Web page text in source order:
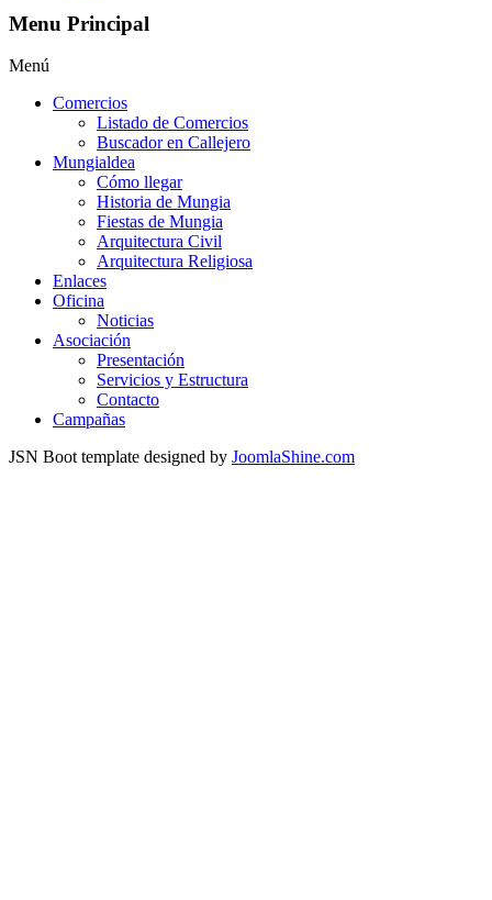
Menu Principal
Menú
Comercios
Listado de Comercios
Buscador en Callejero
Mungialdea
Cómo llegar
Historia de Mungia
Fiestas de Mungia
Arquitectura Civil
Arquitectura Religiosa
Enlaces
Oficina
Noticias
Asociación
Presentación
Servicios y Estructura
Contacto
Campañas
JSN Boot template designed by JoomlaShine.com